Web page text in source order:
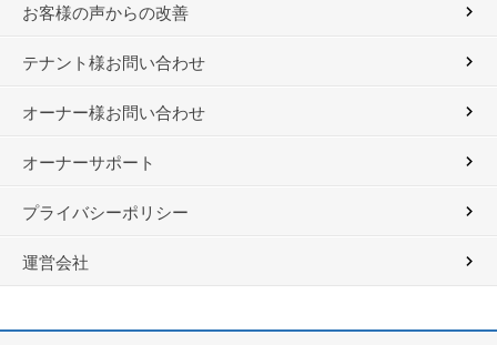
お客様の声からの改善
テナント様お問い合わせ
オーナー様お問い合わせ
オーナーサポート
プライバシーポリシー
運営会社